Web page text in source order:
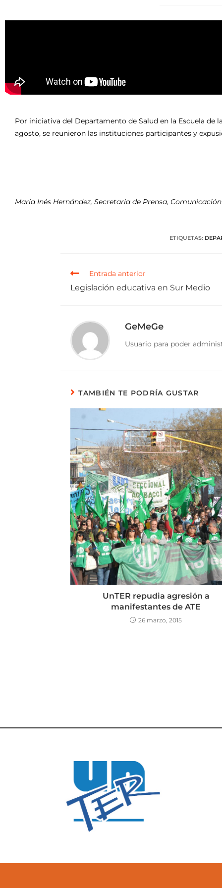
Por iniciativa del Departamento de Salud en la Escuela de
agosto, se reunieron las instituciones participantes y
María Inés Hernández, Secretaria de Prensa,
ETIQUETAS:
Entrada anterior
Legislación educativa en Sur Medio
GeMeGe
Usuario para poder
TAMBIÉN TE PODRÍA GUSTAR
UnTER repudia agresión a
manifestantes de ATE
26 marzo, 2015